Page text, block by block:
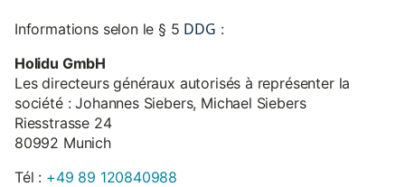
Informations selon le § 5 DDG :
Holidu GmbH
Les directeurs généraux autorisés à représenter la
société : Johannes Siebers, Michael Siebers
Riesstrasse 24
80992 Munich
Tél : +49 89 120840988